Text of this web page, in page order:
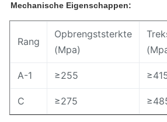
Mechanische Eigenschappen:
Rang
Opbrengststerkte
(Mpa)
A-1 ≥255
C ≥275